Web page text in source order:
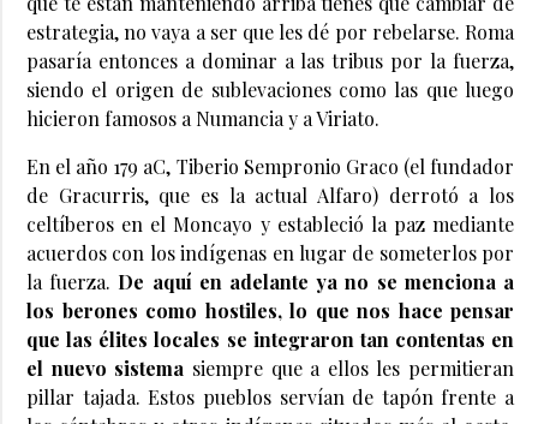
estrategia, no vaya a ser que les dé por rebelarse. Roma
pasaría entonces a dominar a las tribus por la fuerza,
siendo el origen de sublevaciones como las que luego
hicieron famosos a Numancia y a Viriato.
En el año 179 aC, Tiberio Sempronio Graco (el fundador
de Gracurris, que es la actual Alfaro) derrotó a los
celtíberos en el Moncayo y estableció la paz mediante
acuerdos con los indígenas en lugar de someterlos por
la fuerza. De aquí en adelante ya no se menciona a
los berones como hostiles, lo que nos hace pensar
que las élites locales se integraron tan contentas en
el nuevo sistema siempre que a ellos les permitieran
pillar tajada. Estos pueblos servían de tapón frente a